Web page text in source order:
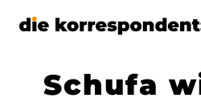
Zum
Schufa